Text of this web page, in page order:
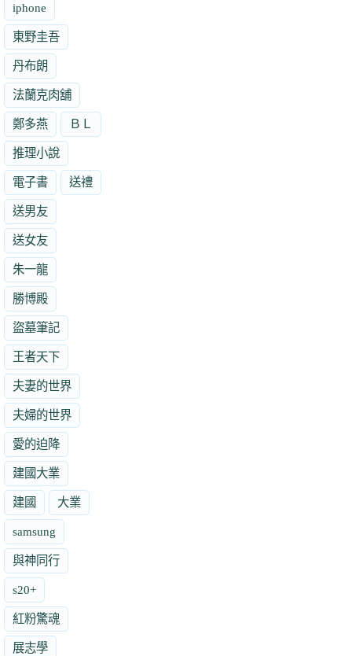
iphone
東野圭吾
丹布朗
法蘭克肉舖
鄭多燕 ＢＬ
推理小說
電子書 送禮
送男友
送女友
朱一龍
勝博殿
盜墓筆記
王者天下
夫妻的世界
夫婦的世界
愛的迫降
建國大業
建國 大業
samsung
與神同行
s20+
紅粉驚魂
展志學